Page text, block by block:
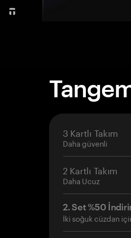
3 Kartlı Takım
Daha güvenli
2 Kartlı Takım
Daha Ucuz
2. Set %50
İki soğuk cüzdan